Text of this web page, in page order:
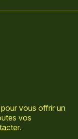
vous offrir un
vos
.